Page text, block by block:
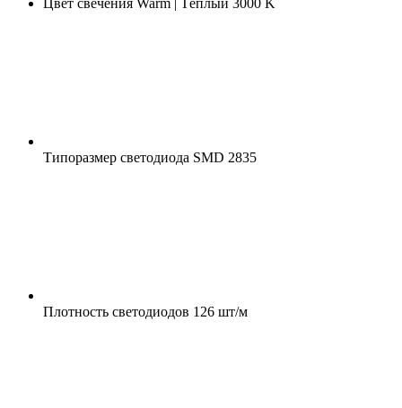
Типоразмер светодиода SMD 2835
Плотность светодиодов 126 шт/м